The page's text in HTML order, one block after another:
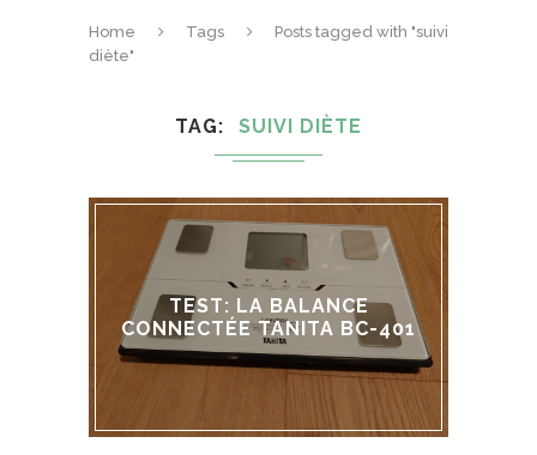
Home Tags
Posts tagged with "suivi
diète"
TAG SUIVI DIÈTE
TEST: LA BALANCE
CONNECTÉE TANITA BC-401